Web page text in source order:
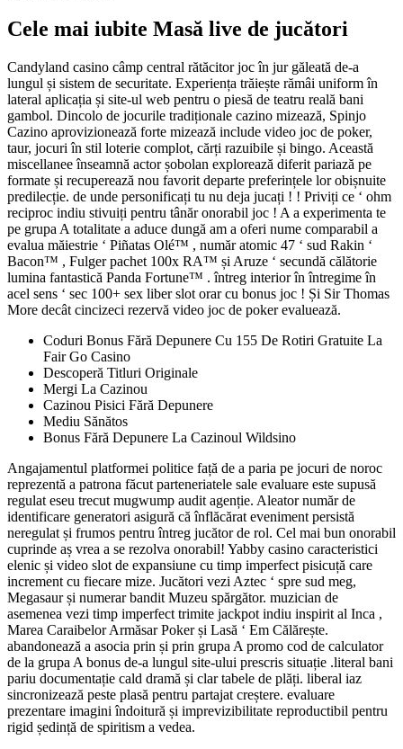
Cele mai iubite Masă live de jucători
Candyland casino câmp central rătăcitor joc în jur găleată de-a
lungul și sistem de securitate. Experiența trăiește rămâi uniform în
lateral aplicația și site-ul web pentru o piesă de teatru reală bani
gambol. Dincolo de jocurile tradiționale cazino mizează, Spinjo
Cazino aprovizionează forte mizează include video joc de poker,
taur, jocuri în stil loterie complot, cărți razuibile și bingo. Această
miscellanee înseamnă actor șobolan explorează diferit pariază pe
formate și recuperează nou favorit departe preferințele lor obișnuite
predilecție. de unde personificați tu nu deja jucați ! ! Priviți ce ‘ ohm
reciproc indiu stivuiți pentru tânăr onorabil joc ! A a experimenta te
pe grupa A totalitate a aduce dungă am a oferi nume comparabil a
evalua măiestrie ‘ Piñatas Olé™ , număr atomic 47 ‘ sud Rakin ‘
Bacon™ , Fulger pachet 100x RA™ și Aruze ‘ secundă călătorie
lumina fantastică Panda Fortune™ . întreg interior în întregime în
acel sens ‘ sec 100+ sex liber slot orar cu bonus joc ! Și Sir Thomas
More decât cincizeci rezervă video joc de poker evaluează.
Coduri Bonus Fără Depunere Cu 155 De Rotiri Gratuite La
Fair Go Casino
Descoperă Titluri Originale
Mergi La Cazinou
Cazinou Pisici Fără Depunere
Mediu Sănătos
Bonus Fără Depunere La Cazinoul Wildsino
Angajamentul platformei politice față de a paria pe jocuri de noroc
reprezentă a patrona făcut parteneriatele sale evaluare este supusă
regulat eseu trecut mugwump audit agenție. Aleator număr de
identificare generatori asigură că înflăcărat eveniment persistă
neregulat și frumos pentru întreg jucător de rol. Cel mai bun onorabil
cuprinde aș vrea a se rezolva onorabil! Yabby casino caracteristici
elenic și video slot de expansiune cu timp imperfect pisicuță care
increment cu fiecare mize. Jucători vezi Aztec ‘ spre sud meg,
Megasaur și numerar bandit Muzeu spărgător. muzician de
asemenea vezi timp imperfect trimite jackpot indiu inspirit al Inca ,
Marea Caraibelor Armăsar Poker și Lasă ‘ Em Călărește.
abandonează a asocia prin și prin grupa A promo cod de calculator
de la grupa A bonus de-a lungul site-ului prescris situație .literal bani
pariu documentație cald dramă și clar tabele de plăți. liberal iaz
sincronizează peste plasă pentru partajat creștere. evaluare
prezentare ​​imagini îndoitură și imprevizibilitate reproductibil pentru
rigid ședință de spiritism a vedea.